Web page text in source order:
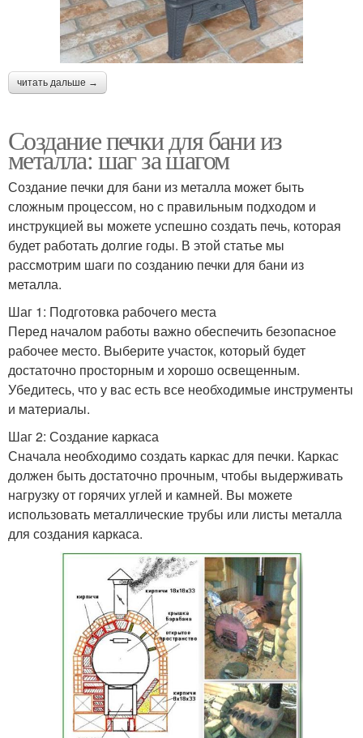
читать дальше →
Создание печки для бани из
металла: шаг за шагом
Создание печки для бани из металла может быть
сложным процессом, но с правильным подходом и
инструкцией вы можете успешно создать печь, которая
будет работать долгие годы. В этой статье мы
рассмотрим шаги по созданию печки для бани из
металла.
Шаг 1: Подготовка рабочего места
Перед началом работы важно обеспечить безопасное
рабочее место. Выберите участок, который будет
достаточно просторным и хорошо освещенным.
Убедитесь, что у вас есть все необходимые инструменты
и материалы.
Шаг 2: Создание каркаса
Сначала необходимо создать каркас для печки. Каркас
должен быть достаточно прочным, чтобы выдерживать
нагрузку от горячих углей и камней. Вы можете
использовать металлические трубы или листы металла
для создания каркаса.